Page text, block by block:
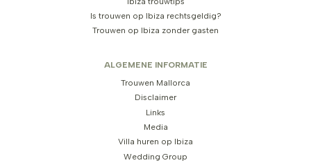
Is trouwen op Ibiza rechtsgeldig?
Trouwen op Ibiza zonder gasten
ALGEMENE INFORMATIE
Trouwen Mallorca
Disclaimer
Links
Media
Villa huren op Ibiza
Wedding Group